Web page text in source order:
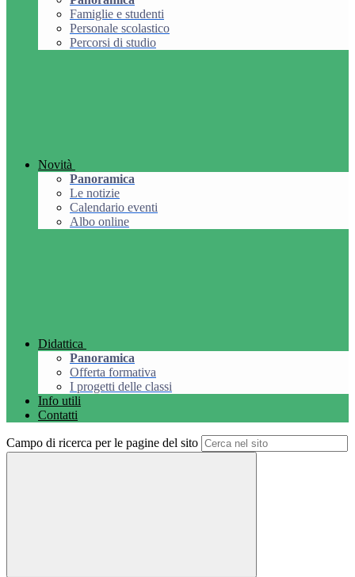
Famiglie e studenti
Personale scolastico
Percorsi di studio
Novità
Panoramica
Le notizie
Calendario eventi
Albo online
Didattica
Panoramica
Offerta formativa
I progetti delle classi
Info utili
Contatti
Campo di ricerca per le pagine del sito